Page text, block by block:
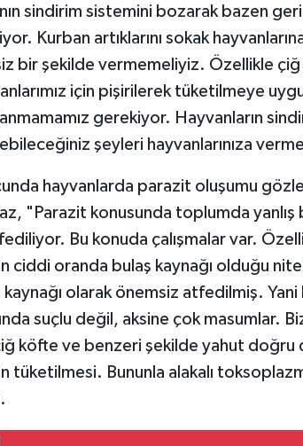
sindirim sistemini bozarak bazen
Kurban artıklarını sokak
bir şekilde vermemeliyiz. Özellikle
için pişirilerek tüketilmeye
gerekiyor. Hayvanların
şeyleri hayvanlarınıza
hayvanlarda parazit oluşumu
"Parazit konusunda toplumda yanlış
Bu konuda çalışmalar var.
ciddi oranda bulaş kaynağı olduğu
kaynağı olarak önemsiz atfedilmiş.
suçlu değil, aksine çok masumlar.
köfte ve benzeri şekilde yahut doğru
tüketilmesi. Bununla alakalı